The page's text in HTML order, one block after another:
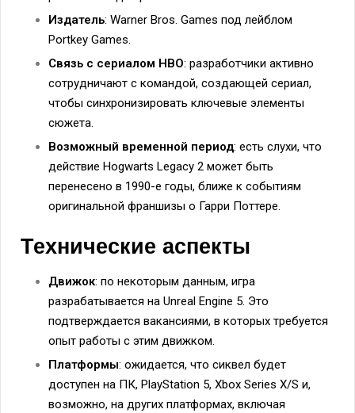
Издатель: Warner Bros. Games под лейблом
Portkey Games.
Связь с сериалом HBO: разработчики активно
сотрудничают с командой, создающей сериал,
чтобы синхронизировать ключевые элементы
сюжета.
Возможный временной период: есть слухи, что
действие Hogwarts Legacy 2 может быть
перенесено в 1990-е годы, ближе к событиям
оригинальной франшизы о Гарри Поттере.
Технические аспекты
Движок: по некоторым данным, игра
разрабатывается на Unreal Engine 5. Это
подтверждается вакансиями, в которых требуется
опыт работы с этим движком.
Платформы: ожидается, что сиквел будет
доступен на ПК, PlayStation 5, Xbox Series X/S и,
возможно, на других платформах, включая